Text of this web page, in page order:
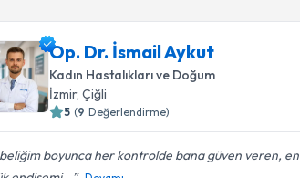
Op. Dr. İsmail Aykut
Kadın Hastalıkları ve Doğum
İzmir, Çiğli
5 (9 Değerlendirme)
boyunca her kontrolde bana güven veren, en